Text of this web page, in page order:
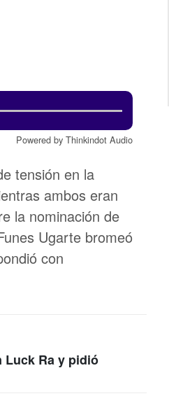
Powered by Thinkindot Audio
tensión en la
ambos eran
la nominación de
Ugarte bromeó
con
Luck Ra y pidió